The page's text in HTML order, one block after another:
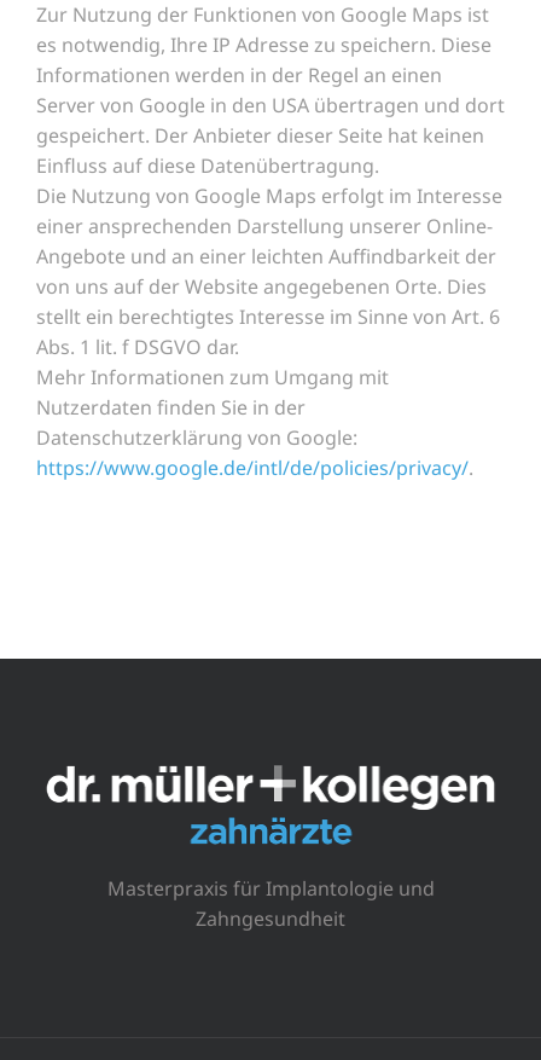
Zur Nutzung der Funktionen von Google Maps ist
es notwendig, Ihre IP Adresse zu speichern. Diese
Informationen werden in der Regel an einen
Server von Google in den USA übertragen und dort
gespeichert. Der Anbieter dieser Seite hat keinen
Einfluss auf diese Datenübertragung.
Die Nutzung von Google Maps erfolgt im Interesse
einer ansprechenden Darstellung unserer Online-
Angebote und an einer leichten Auffindbarkeit der
von uns auf der Website angegebenen Orte. Dies
stellt ein berechtigtes Interesse im Sinne von Art. 6
Abs. 1 lit. f DSGVO dar.
Mehr Informationen zum Umgang mit
Nutzerdaten finden Sie in der
Datenschutzerklärung von Google:
https://www.google.de/intl/de/policies/privacy/.
Masterpraxis für Implantologie und
Zahngesundheit